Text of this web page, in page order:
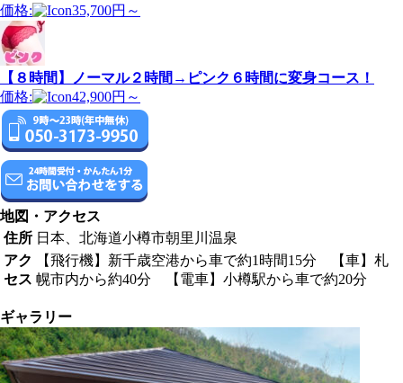
価格:
35,700円～
【８時間】ノーマル２時間→ピンク６時間に変身コース！
価格:
42,900円～
地図・アクセス
住所 日本、北海道小樽市朝里川温泉
アク
セス
【飛行機】新千歳空港から車で約1時間15分 【車】札
幌市内から約40分 【電車】小樽駅から車で約20分
ギャラリー